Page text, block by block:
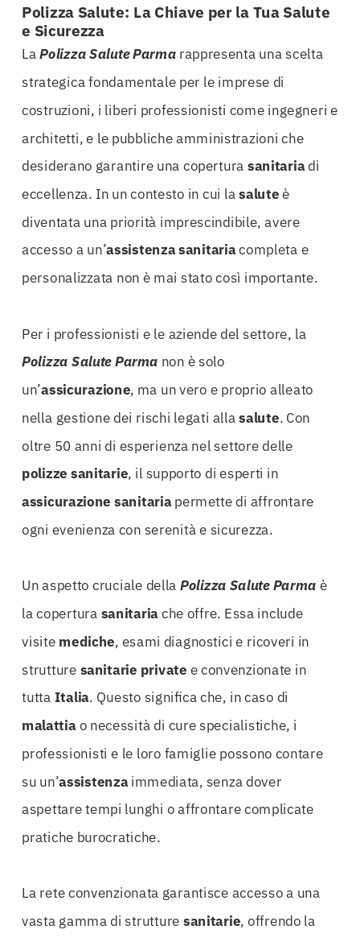
Polizza Salute: La Chiave per la Tua Salute
e Sicurezza
LaPolizza Salute Parma rappresenta una scelta
strategica fondamentale per le imprese di
costruzioni, i liberi professionisti come ingegneri e
architetti, e le pubbliche amministrazioni che
desiderano garantire una copertura sanitariadi
eccellenza. In un contesto in cui lasaluteè
diventata una priorità imprescindibile, avere
accesso a un’assistenzasanitariacompleta e
personalizzata non è mai stato così importante.
Per i professionisti e le aziende del settore, la
Polizza Salute Parma non è solo
un’assicurazione, ma un vero e proprio alleato
nella gestione dei rischi legati allasalute. Con
oltre 50 anni di esperienza nel settore delle
polizze sanitarie, il supporto di esperti in
assicurazione sanitariapermette di affrontare
ogni evenienza con serenità e sicurezza.
Un aspetto cruciale della Polizza Salute Parma è
la copertura sanitariache offre. Essa include
visite mediche, esami diagnostici e ricoveri in
strutture sanitarie private e convenzionate in
tutta Italia. Questo significa che, in caso di
malattiao necessità di cure specialistiche, i
professionisti e le loro famiglie possono contare
su un’assistenzaimmediata, senza dover
aspettare tempi lunghi o affrontare complicate
pratiche burocratiche.
La rete convenzionata garantisce accesso a una
vasta gamma di strutture sanitarie, offrendo la